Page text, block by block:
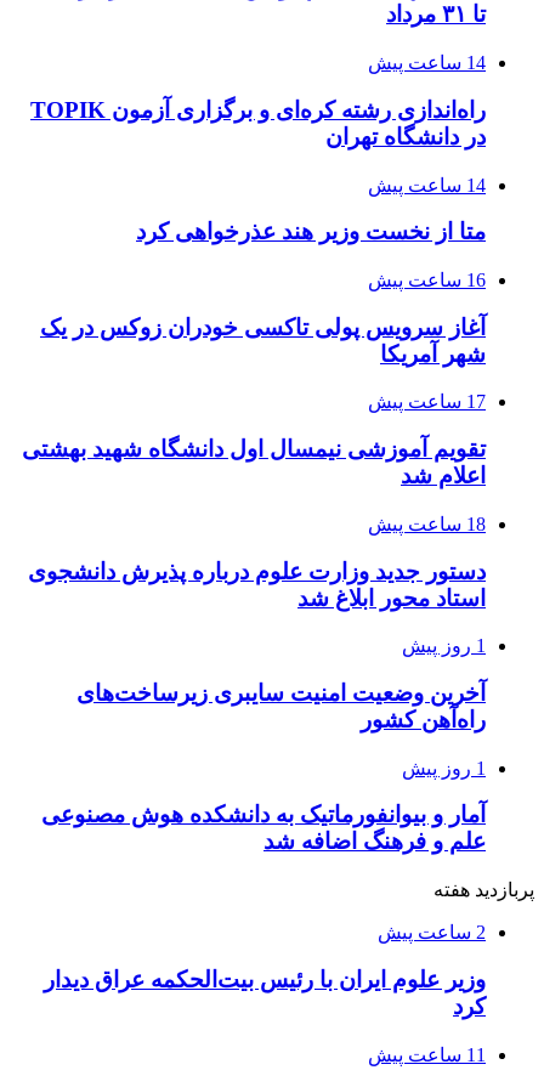
تا ۳۱ مرداد
14 ساعت پیش
راه‌اندازی رشته کره‌ای و برگزاری آزمون TOPIK
در دانشگاه تهران
14 ساعت پیش
متا از نخست وزیر هند عذرخواهی کرد
16 ساعت پیش
آغاز سرویس پولی تاکسی خودران زوکس در یک
شهر آمریکا
17 ساعت پیش
تقویم آموزشی نیمسال اول دانشگاه شهید بهشتی
اعلام شد
18 ساعت پیش
دستور جدید وزارت علوم درباره پذیرش دانشجوی
استاد محور ابلاغ شد
1 روز پیش
آخرین وضعیت امنیت سایبری زیرساخت‌های
راه‌آهن کشور
1 روز پیش
آمار و بیوانفورماتیک به دانشکده هوش مصنوعی
علم و فرهنگ اضافه شد
پربازدید هفته
2 ساعت پیش
وزیر علوم ایران با رئیس بیت‌الحکمه عراق دیدار
کرد
11 ساعت پیش